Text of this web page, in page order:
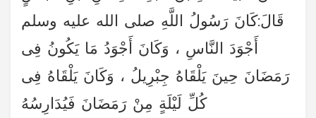
قَالَ:كَانَ رَسُولُ اللَّهِ صلى الله عليه وسلم
أَجْوَدَ النَّاسِ ، وَكَانَ أَجْوَدُ مَا يَكُونُ فِى
رَمَضَانَ حِينَ يَلْقَاهُ جِبْرِيلُ ، وَكَانَ يَلْقَاهُ فِى
كُلِّ لَيْلَةٍ مِنْ رَمَضَانَ فَيُدَارِسُهُ